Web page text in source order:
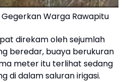
Warga Rawapitu
direkam oleh sejumlah
beredar, buaya berukuran
meter itu terlihat sedang
di dalam saluran irigasi.